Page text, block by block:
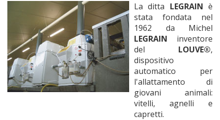
La ditta LEGRAIN è
stata fondata nel
1962 da Michel
LEGRAIN inventore
del LOUVE®,
dispositivo
automatico per
l'allattamento di
giovani animali:
vitelli, agnelli e
capretti.